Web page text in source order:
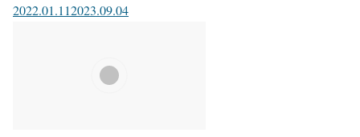
2022.01.112023.09.04